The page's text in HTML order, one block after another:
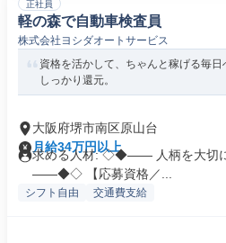
正社員
軽の森で自動車検査員
株式会社ヨシダオートサービス
資格を活かして、ちゃんと稼げる毎
しっかり還元。
大阪府堺市南区原山台
月給34万円以上
求める人材: ◇◆―― 人柄を大切
――◆◇ 【応募資格／...
シフト自由 交通費支給